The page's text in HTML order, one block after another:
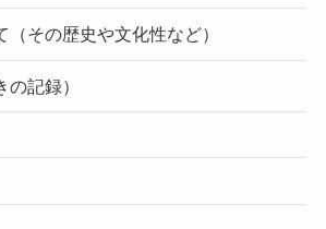
（その歴史や文化性など）
記録）